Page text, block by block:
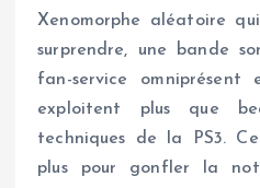
Xenomorphe aléatoire
surprendre, une bande
fan-service omniprésent
exploitent plus que
techniques de la PS3.
plus pour gonfler la